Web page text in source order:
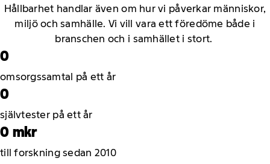
Hållbarhet handlar även om hur vi påverkar människor,
miljö och samhälle. Vi vill vara ett föredöme både i
branschen och i samhället i stort.
0
omsorgssamtal på ett år
0
självtester på ett år
0 mkr
till forskning sedan 2010